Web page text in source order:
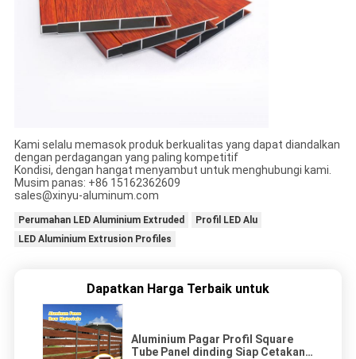
Kami selalu memasok produk berkualitas yang dapat diandalkan
dengan perdagangan yang paling kompetitif
Kondisi, dengan hangat menyambut untuk menghubungi kami.
Musim panas: +86 15162362609
sales@xinyu-aluminum.com
Perumahan LED Aluminium Extruded
Profil LED Alu
LED Aluminium Extrusion Profiles
Dapatkan Harga Terbaik untuk
Aluminium Pagar Profil Square
Tube Panel dinding Siap Cetakan